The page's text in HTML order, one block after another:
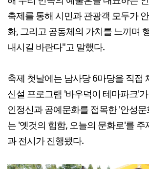
축제를 통해 시민과 관광객 모두가
화, 그리고 공동체의 가치를 느끼며
내시길 바란다"고 말했다.
축제 첫날에는 남사당 6마당을 직접
신설 프로그램 '바우덕이 테마파크'
인정신과 공예문화를 접목한 '안성
는 '옛것의 힙함, 오늘의 문화로'를 주
과 전시가 진행됐다.